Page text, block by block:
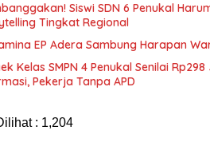
Siswi SDN 6 Penukal
Tingkat Regional
EP Adera Sambung Harapan
Kelas SMPN 4 Penukal Senilai
Pekerja Tanpa APD
: 1,204